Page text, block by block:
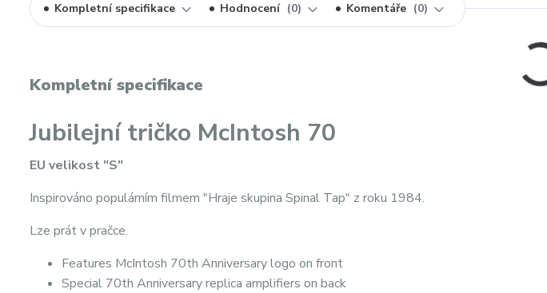
Kompletní specifikace Hodnocení 0 Komentáře 0
Kompletní specifikace
Jubilejní tričko McIntosh 70
EU velikost "S"
Inspirováno populárním filmem "Hraje skupina Spinal Tap" z roku 1984.
Lze prát v pračce.
Features McIntosh 70th Anniversary logo on front
Special 70th Anniversary replica amplifiers on back